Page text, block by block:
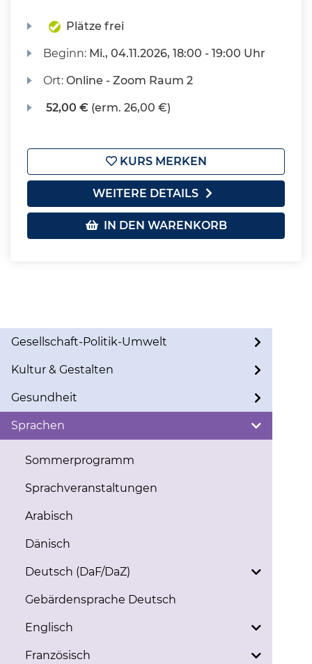
Plätze frei
Beginn: Mi., 04.11.2026, 18:00 - 19:00 Uhr
Ort:Online - Zoom Raum 2
52,00 € (erm. 26,00 €)
KURS MERKEN
WEITERE DETAILS
IN DEN WARENKORB
Gesellschaft-Politik-Umwelt
Kultur & Gestalten
Gesundheit
Sprachen
Sommerprogramm
Sprachveranstaltungen
Arabisch
Dänisch
Deutsch (DaF/DaZ)
Gebärdensprache Deutsch
Englisch
Französisch